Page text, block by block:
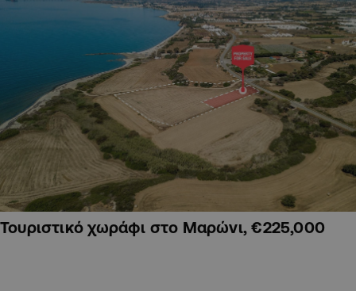
Τουριστικό χωράφι στο Μαρώνι, €225,000